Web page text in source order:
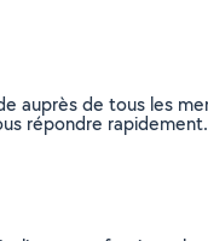
auprès de tous les
répondre rapidement.